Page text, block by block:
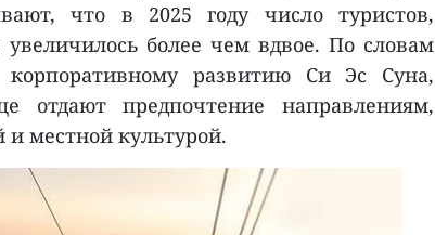
что в 2025 году число туристов,
более чем вдвое. По словам
развитию Си Эс Суна,
отдают предпочтение направлениям,
и местной культурой.